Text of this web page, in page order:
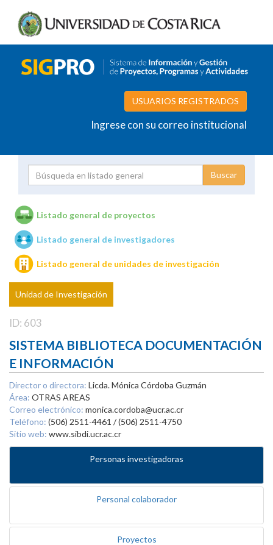
USUARIOS REGISTRADOS
Ingrese con su correo institucional
Unidades de investigación
Listado general de proyectos
Listado general de investigadores
Listado general de unidades de investigación
Unidad de Investigación
ID: 603
SISTEMA BIBLIOTECA DOCUMENTACIÓN
E INFORMACIÓN
Director o directora: Licda. Mónica Córdoba Guzmán
Área: OTRAS AREAS
Correo electrónico: monica.cordoba@ucr.ac.cr
Teléfono: (506) 2511-4461 / (506) 2511-4750
Sitio web: www.sibdi.ucr.ac.cr
Personas investigadoras
Personal colaborador
Proyectos